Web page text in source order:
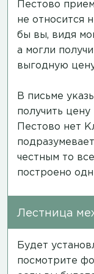
Пестово
не относится
бы вы, видя
а могли
выгодную
В письме
получить
Пестово нет
честным то
построено
Лестница
Будет
посмотрите